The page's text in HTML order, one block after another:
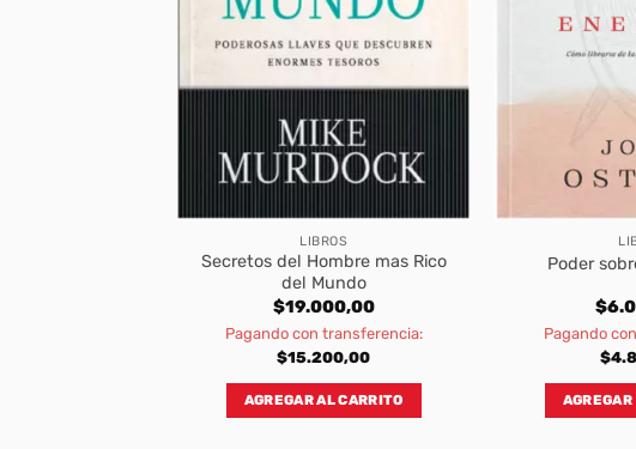
LIBROS
Secretos del Hombre mas Rico
del Mundo
$19.000,00
Pagando con transferencia:
$15.200,00
AGREGAR AL CARRITO
Poder
$
Pagando
$